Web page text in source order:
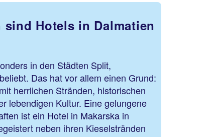
Hotels in Dalmatien
in den Städten Split,
Das hat vor allem einen Grund:
herrlichen Stränden, historischen
lebendigen Kultur. Eine gelungene
ist ein Hotel in Makarska in
neben ihren Kieselstränden